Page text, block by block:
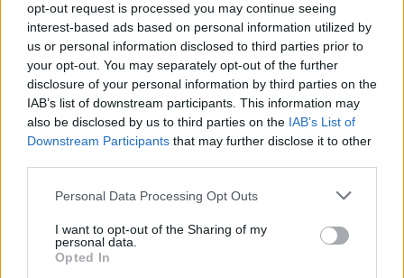
opt-out request is processed you may continue seeing
interest-based ads based on personal information utilized by
us or personal information disclosed to third parties prior to
your opt-out. You may separately opt-out of the further
disclosure of your personal information by third parties on the
IAB’s list of downstream participants. This information may
also be disclosed by us to third parties on the IAB’s List of
Downstream Participants that may further disclose it to other
Please note that this website/app uses one or more Google
not limited to your visit or usage behaviour. You may click to
grant or deny consent to Google and its third-party tags to
use your data for below specified purposes in below Google
Personal Data Processing Opt Outs
I want to opt-out of the Sharing of my
personal data.
Opted In
Τέλος στα πλαστικά μιας χρήσης
από το καλοκαίρι του 2020
17/10/2019 - 16:13
σακούλας